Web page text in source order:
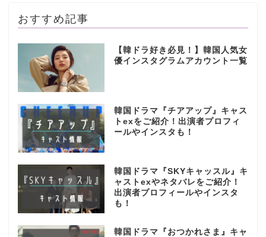
おすすめ記事
【韓ドラ好き必見！】韓国人気女
優インスタグラムアカウント一覧
韓国ドラマ『チアアップ』キャス
トexをご紹介！出演者プロフィ
ールやインスタも！
韓国ドラマ『SKYキャッスル』キ
ャストexやネタバレをご紹介！
出演者プロフィールやインスタ
も！
韓国ドラマ『おつかれさま』キャ